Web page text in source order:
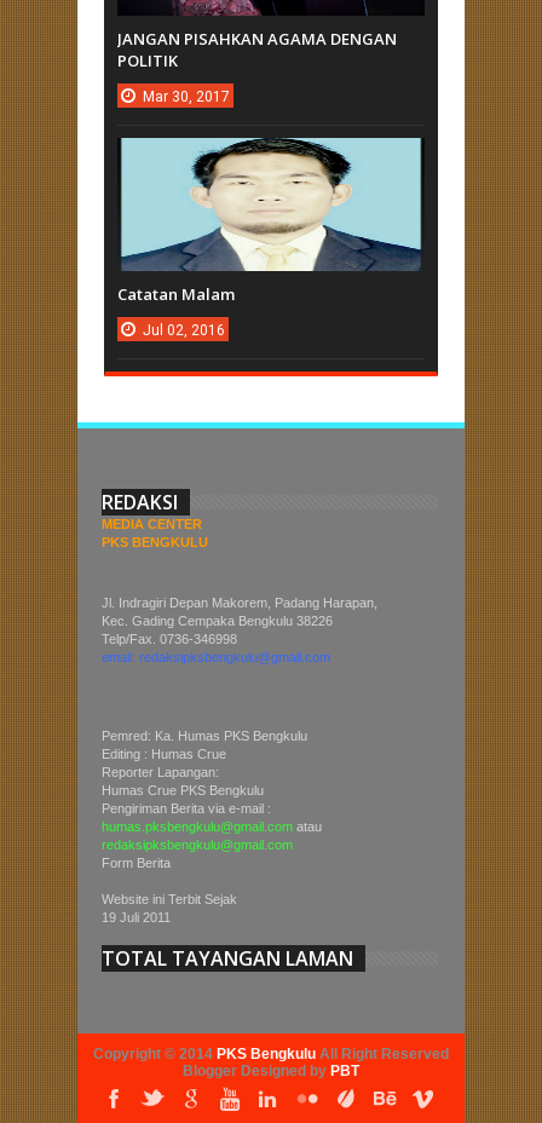
JANGAN PISAHKAN AGAMA DENGAN
POLITIK
Mar 30, 2017
Catatan Malam
Jul 02, 2016
REDAKSI
MEDIA CENTER
PKS BENGKULU
Jl. Indragiri Depan Makorem, Padang Harapan,
Kec. Gading Cempaka Bengkulu 38226
Telp/Fax. 0736-346998
email: redaksipksbengkulu@gmail.com
Pemred: Ka. Humas PKS Bengkulu
Editing : Humas Crue
Reporter Lapangan:
Humas Crue PKS Bengkulu
Pengiriman Berita via e-mail :
humas.pksbengkulu@gmail.com atau
redaksipksbengkulu@gmail.com
Form Berita
Website ini Terbit Sejak
19 Juli 2011
TOTAL TAYANGAN LAMAN
Copyright © 2014 PKS Bengkulu All Right Reserved
Blogger Designed by PBT